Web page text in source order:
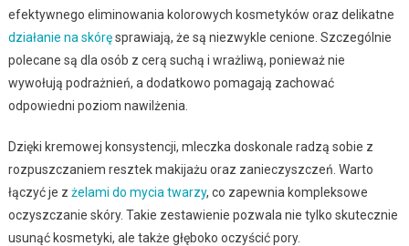
efektywnego eliminowania kolorowych kosmetyków oraz delikatne
działanie na skóręsprawiają, że są niezwykle cenione. Szczególnie
polecane są dla osób z cerą suchą i wrażliwą, ponieważ nie
wywołują podrażnień, a dodatkowo pomagają zachować
odpowiedni poziom nawilżenia.
Dzięki kremowej konsystencji, mleczka doskonale radzą sobie z
rozpuszczaniem resztek makijażu oraz zanieczyszczeń. Warto
łączyć je z żelami do mycia twarzy, co zapewnia kompleksowe
oczyszczanie skóry. Takie zestawienie pozwala nie tylko skutecznie
usunąć kosmetyki, ale także głęboko oczyścić pory.